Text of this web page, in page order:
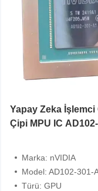
Yapay Zeka İşlemci
Çipi MPU IC
Marka: nVIDIA
Model: AD102-301-
Türü: GPU